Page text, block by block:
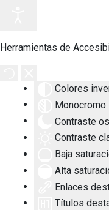
Herramientas de
Colores
Monocromo
Contraste
Contraste
Baja
Alta
Enlaces
Títulos